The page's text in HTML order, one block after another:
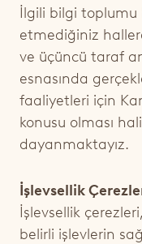
İlgili bilgi toplumu
etmediğiniz
ve üçüncü taraf
esnasında
faaliyetleri için
konusu olması
dayanmaktayız.
İşlevsellik
İşlevsellik
belirli işlevlerin